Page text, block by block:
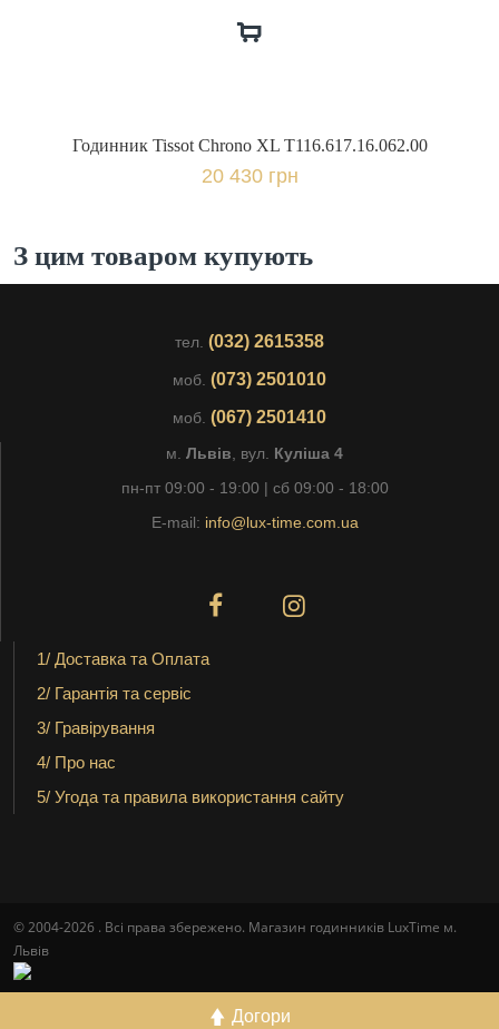
Годинник Tissot Chrono XL T116.617.16.062.00
20 430 грн
З цим товаром купують
тел. (032) 2615358
моб. (073) 2501010
моб. (067) 2501410
м. Львів , вул. Куліша 4
пн-пт 09:00 - 19:00 | сб 09:00 - 18:00
E-mail: info@lux-time.com.ua
1/ Доставка та Оплата
2/ Гарантія та сервіс
3/ Гравірування
4/ Про нас
5/ Угода та правила використання сайту
© 2004-2026 . Всі права збережено. Магазин годинників LuxTime м.
Львів
Догори